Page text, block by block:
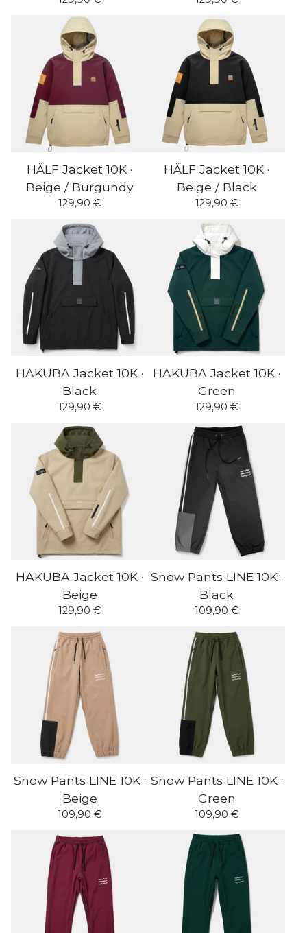
HÄLF Jacket 10K ·
Beige / Burgundy
129,90 €
HÄLF Jacket 10K ·
Beige / Black
129,90 €
HAKUBA Jacket 10K ·
Black
129,90 €
HAKUBA Jacket 10K ·
Green
129,90 €
HAKUBA Jacket 10K ·
Beige
129,90 €
Snow Pants LINE 10K ·
Black
109,90 €
Snow Pants LINE 10K ·
Beige
109,90 €
Snow Pants LINE 10K ·
Green
109,90 €